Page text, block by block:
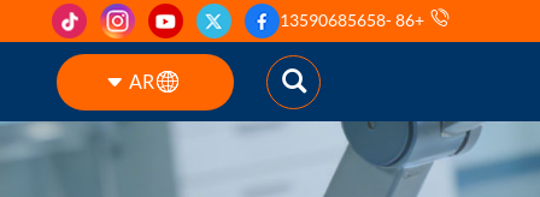
+86 -13590685658
AR